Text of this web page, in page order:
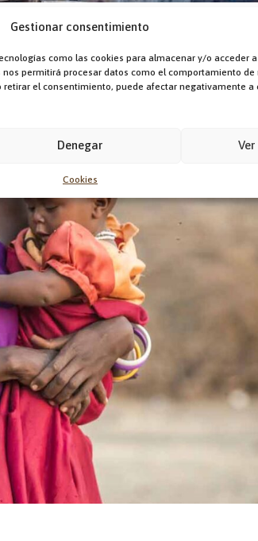
Gestionar consentimiento
como las cookies para almacenar y/o acceder
permitirá procesar datos como el comportamiento de
el consentimiento, puede afectar negativamente a
Denegar
Cookies
he escuchado en esta visita que he
que vio cómo las riadas